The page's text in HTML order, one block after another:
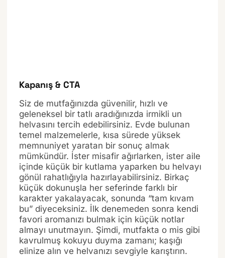
Kapanış & CTA
Siz de mutfağınızda güvenilir, hızlı ve
geleneksel bir tatlı aradığınızda irmikli un
helvasını tercih edebilirsiniz. Evde bulunan
temel malzemelerle, kısa sürede yüksek
memnuniyet yaratan bir sonuç almak
mümkündür. İster misafir ağırlarken, ister aile
içinde küçük bir kutlama yaparken bu helvayı
gönül rahatlığıyla hazırlayabilirsiniz. Birkaç
küçük dokunuşla her seferinde farklı bir
karakter yakalayacak, sonunda “tam kıvam
bu” diyeceksiniz. İlk denemeden sonra kendi
favori aromanızı bulmak için küçük notlar
almayı unutmayın. Şimdi, mutfakta o mis gibi
kavrulmuş kokuyu duyma zamanı; kaşığı
elinize alın ve helvanızı sevgiyle karıştırın.